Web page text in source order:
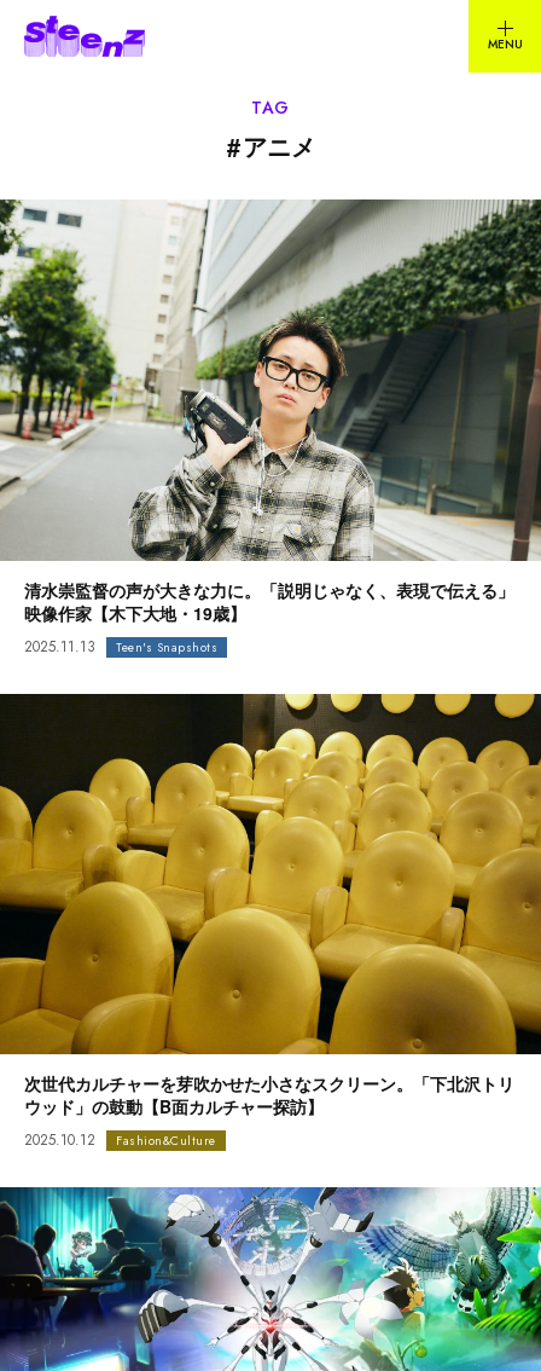
TAG
#アニメ
清水崇監督の声が大きな力に。「説明じゃなく、表現で伝える」
映像作家【木下大地・19歳】
2025.11.13 Teen's Snapshots
次世代カルチャーを芽吹かせた小さなスクリーン。「下北沢トリ
ウッド」の鼓動【B面カルチャー探訪】
2025.10.12 Fashion&Culture